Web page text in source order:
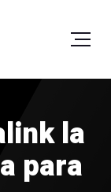
la
para